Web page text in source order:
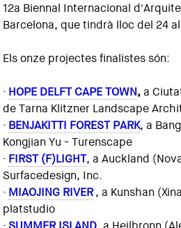
12a Biennal Internacional
Barcelona, que tindrà lloc del 24
Els onze projectes finalistes són:
· HOPE DELFT CAPE TOWN,a
de Tarna Klitzner Landscape
· BENJAKITTI FOREST PARK, a
Kongjian Yu - Turenscape
· FIRST (F)LIGHT, a Auckland
Surfacedesign, Inc.
· MIAOJING RIVER, a Kunshan
platstudio